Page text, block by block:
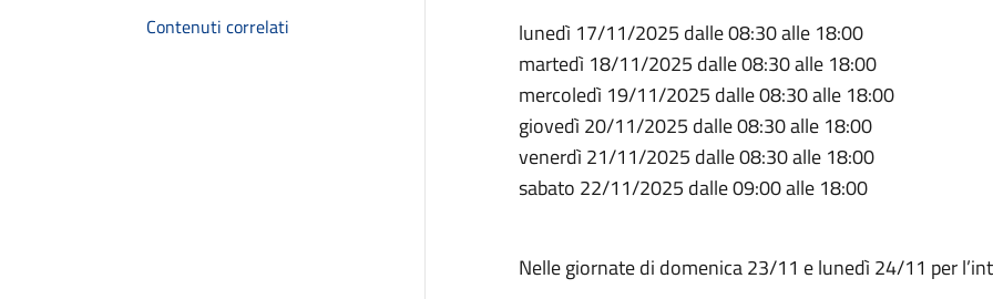
Contenuti correlati
lunedì 17/11/2025 dalle 08:30 alle 18:00
martedì 18/11/2025 dalle 08:30 alle 18:00
mercoledì 19/11/2025 dalle 08:30 alle 18:00
giovedì 20/11/2025 dalle 08:30 alle 18:00
venerdì 21/11/2025 dalle 08:30 alle 18:00
sabato 22/11/2025 dalle 09:00 alle 18:00
Nelle giornate di domenica 23/11 e lunedì 24/11 per